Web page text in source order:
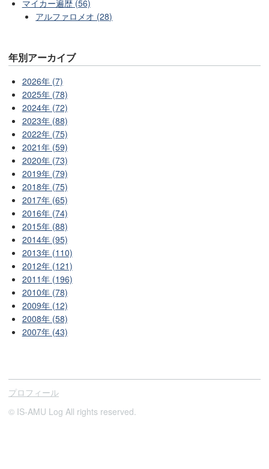
マイカー遍歴 (56)
アルファロメオ (28)
年別アーカイブ
2026年 (7)
2025年 (78)
2024年 (72)
2023年 (88)
2022年 (75)
2021年 (59)
2020年 (73)
2019年 (79)
2018年 (75)
2017年 (65)
2016年 (74)
2015年 (88)
2014年 (95)
2013年 (110)
2012年 (121)
2011年 (196)
2010年 (78)
2009年 (12)
2008年 (58)
2007年 (43)
プロフィール
© IS-AMU Log All rights reserved.